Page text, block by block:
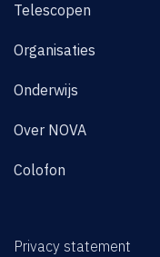
Telescopen
Organisaties
Onderwijs
Over NOVA
Colofon
Privacy statement